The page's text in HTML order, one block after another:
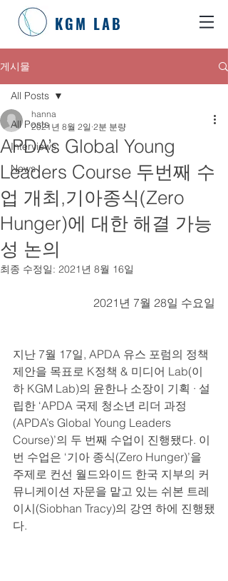
KGM LAB
게시물
All Posts
Interviews
News
All Posts
APDA’s Global Young
Leaders Course 두번째 수
업 개최,기아종식(Zero
Hunger)에 대한 해결 가능
성 논의
hanna
2021년 8월 2일 2분 분량
최종 수정일: 2021년 8월 16일
2021년 7월 28일 수요일
지난 7월 17일, APDA 유스 포럼의 정책
제안을 목표로 K정책 & 미디어 Lab(이
하 KGM Lab)의 윤한나 소장이 기획 · 설
립한 ‘APDA 국제 청소년 리더 과정
(APDA’s Global Young Leaders
Course)’의 두 번째 수업이 진행됐다. 이
번 수업은 ‘기아 종식(Zero Hunger)’을
주제로 컨선 월드와이드 한국 지부의 커
뮤니케이션 자문을 맡고 있는 쉬본 트레
이시(Siobhan Tracy)의 강연 하에 진행됐
다.